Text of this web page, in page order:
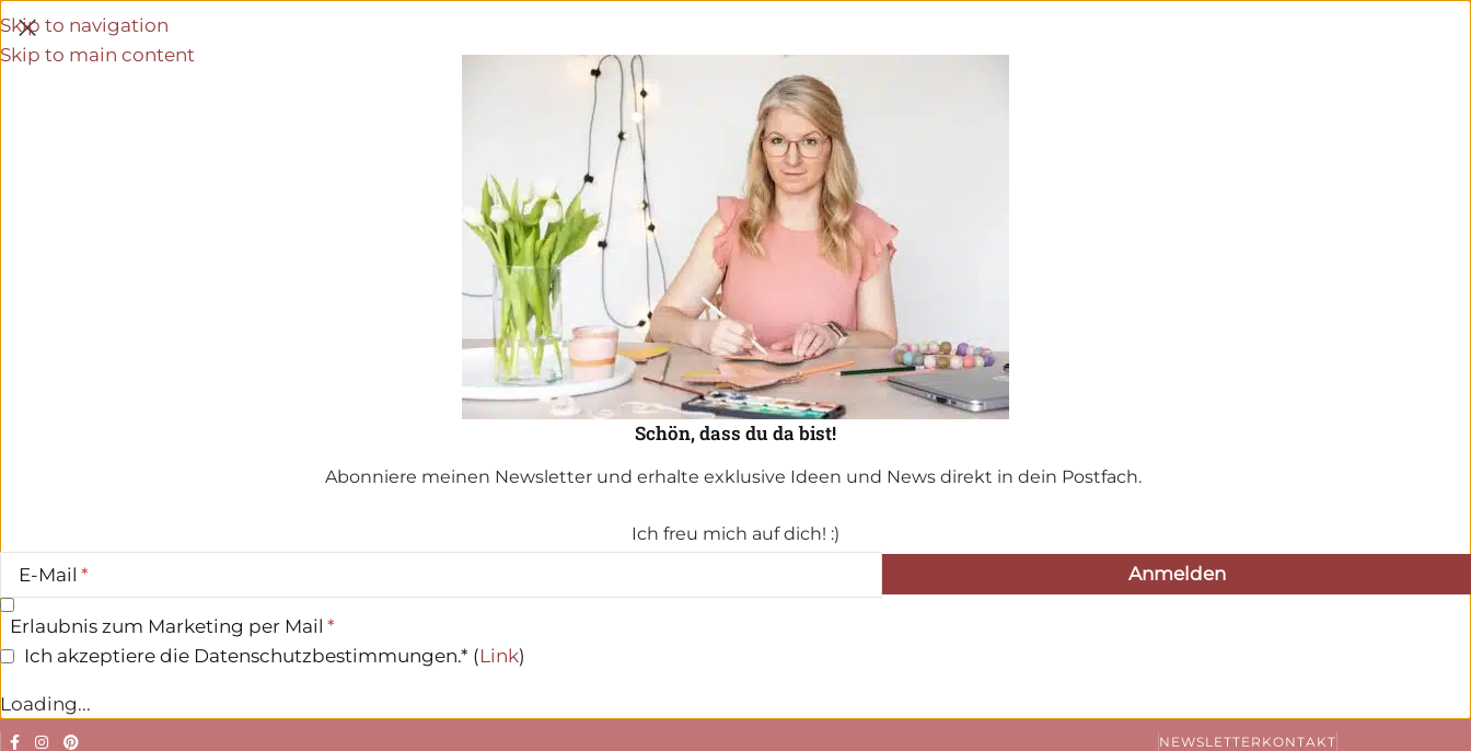
Schön, dass du da bist!
Abonniere meinen Newsletter und erhalte exklusive Ideen und News direkt in dein Postfach.
Ich freu mich auf dich! :)
E-Mail
Erlaubnis zum Marketing per Mail
Ich akzeptiere die Datenschutzbestimmungen.* (Link)
Loading...
Skip to navigation
Skip to main content
NEWSLETTER KONTAKT